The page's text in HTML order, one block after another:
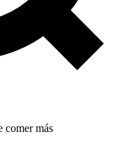
comer más